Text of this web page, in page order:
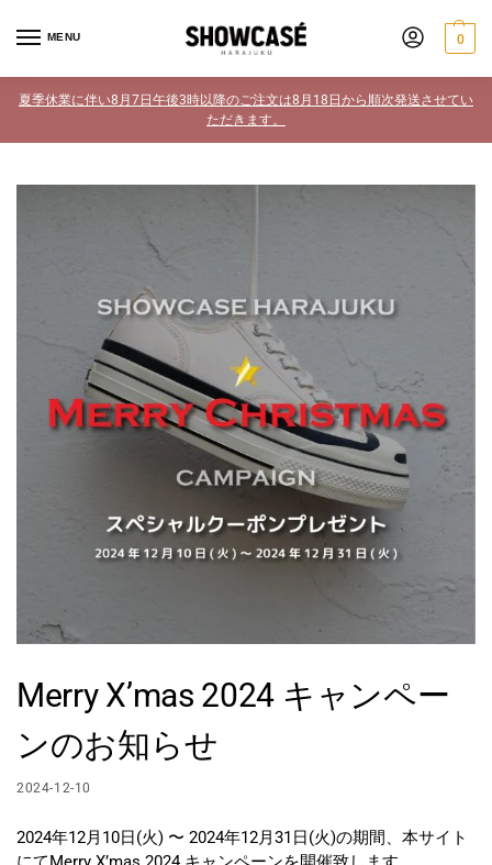
MENU 0
夏季休業に伴い8月7日午後3時以降のご注文は8月18日から順次発送させてい
ただきます。
Merry X’mas 2024 キャンペー
ンのお知らせ
2024-12-10
2024年12月10日(火) 〜 2024年12月31日(火)の期間、本サイト